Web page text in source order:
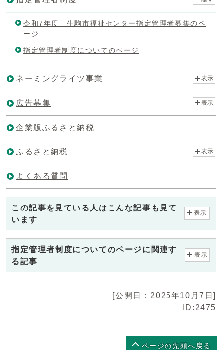
令和7年度 生駒市福祉センター指定管理者募集のペ
ージ
指定管理者制度についてのページ
ネーミングライツ事業 表示
広告募集 表示
企業版ふるさと納税
ふるさと納税 表示
よくある質問
この記事を見ている人はこんな記事も見て
います
表示
指定管理者制度についてのページに関連す
る記事
表示
[公開日：2025年10月7日]
ID:2475
ページの先頭へ戻る